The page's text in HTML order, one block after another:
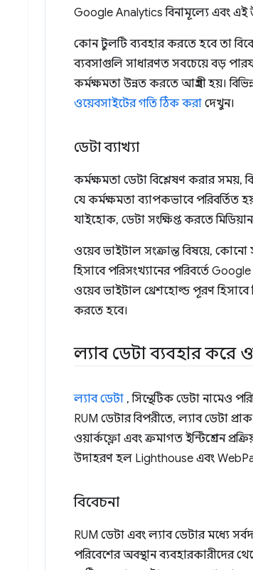
Google Analytics বিনামূল্যে এবং এই
কোন টুলটি ব্যবহার করতে হবে তা
ব্যবসাগুলি সাধারণত সবচেয়ে বড়
কর্মক্ষমতা উন্নত করতে আগ্রহী হয়।
ওয়েবসাইটের গতি ঠিক করা দেখুন।
ডেটা ব্যাখ্যা
কর্মক্ষমতা ডেটা বিশ্লেষণ করার সময়,
যে কর্মক্ষমতা ব্যাপকভাবে
যাইহোক, ডেটা সংক্ষিপ্ত করতে
ওয়েব ভাইটাল সংক্রান্ত বিষয়ে, কোনো
হিসাবে পরিসংখ্যানের পরিবর্তে
ওয়েব ভাইটাল থ্রেশহোল্ড পূরণ হিসাবে
করতে হবে।
ল্যাব ডেটা ব্যবহার
ল্যাব ডেটা , সিন্থেটিক ডেটা নামেও
RUM ডেটার বিপরীতে, ল্যাব ডেটা
ওয়ার্কফ্লো এবং ক্রমাগত ইন্টিগ্রেশন
উদাহরণ হল Lighthouse এবং
বিবেচনা
RUM ডেটা এবং ল্যাব ডেটার মধ্যে
পরিবেশের অবস্থান ব্যবহারকারীদের